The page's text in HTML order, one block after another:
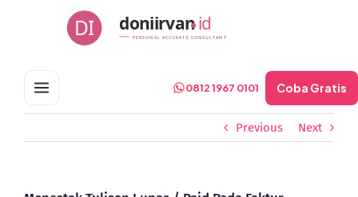
DI doniirvanid
PERSONAL ACCURATE CONSULTANT
0812 1967 0101 Coba Gratis
Previous Next